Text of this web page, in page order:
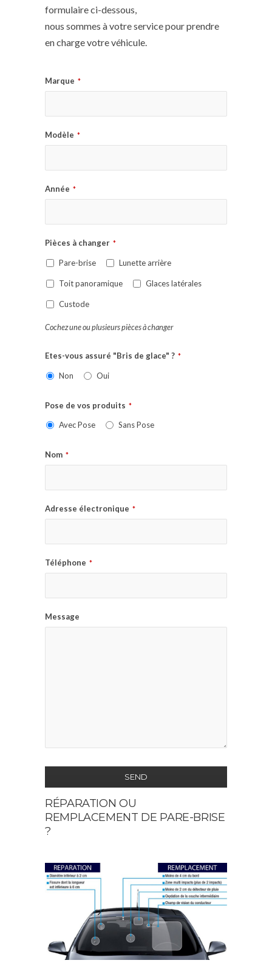
formulaire ci-dessous,
nous sommes à votre service pour prendre
en charge votre véhicule.
Marque *
Modèle *
Année *
Pièces à changer *
Pare-brise Lunette arrière
Toit panoramique Glaces latérales
Custode
Cochez une ou plusieurs pièces à changer
Etes-vous assuré "Bris de glace" ? *
Non Oui
Pose de vos produits *
Avec Pose Sans Pose
Nom *
Adresse électronique *
Téléphone *
Message
SEND
This
field
should
left
blank
RÉPARATION OU
REMPLACEMENT DE PARE-BRISE
?